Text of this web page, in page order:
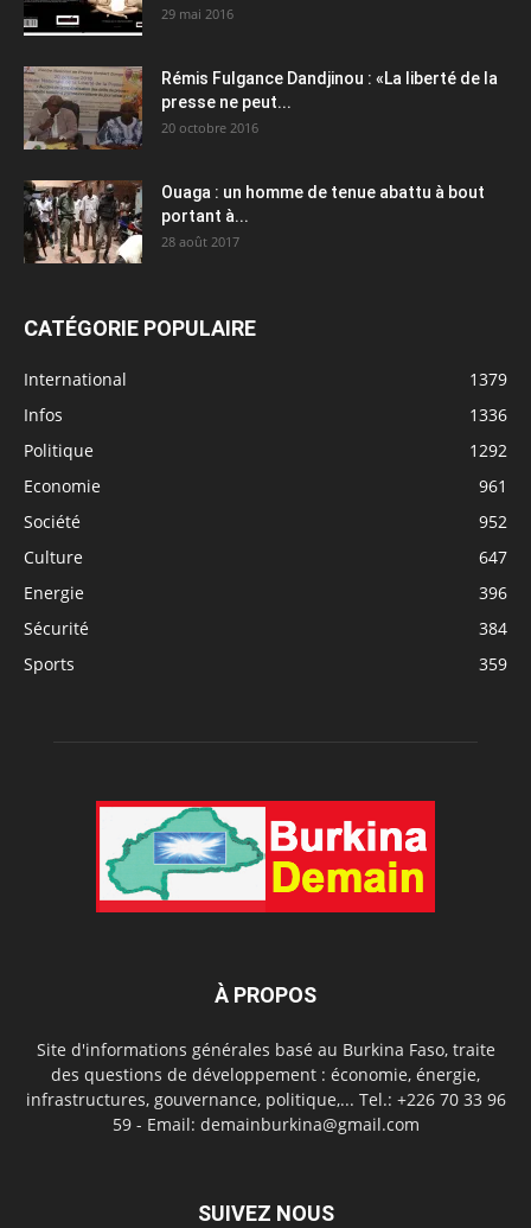
29 mai 2016
Rémis Fulgance Dandjinou : «La liberté de la
presse ne peut...
20 octobre 2016
Ouaga : un homme de tenue abattu à bout
portant à...
28 août 2017
CATÉGORIE POPULAIRE
International
1379
Infos
1336
Politique
1292
Economie
961
Société
952
Culture
647
Energie
396
Sécurité
384
Sports
359
À PROPOS
Site d'informations générales basé au Burkina Faso, traite
des questions de développement : économie, énergie,
infrastructures, gouvernance, politique,... Tel.: +226 70 33 96
59 - Email: demainburkina@gmail.com
SUIVEZ NOUS